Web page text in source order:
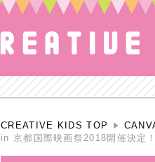
CREATIVE KIDS TOP
in 京都国際映画祭2018開催決定！